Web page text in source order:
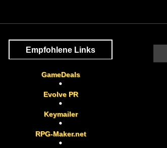
Empfohlene Links
GameDeals
Evolve PR
Keymailer
RPG-Maker.net